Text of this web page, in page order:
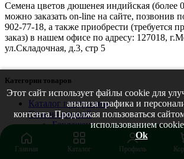
Семена цветов дюшенея индийская (более
можно заказать on-line на сайте, позвонив
902-77-18, а также приобрести (требуется
заказ) в нашем офисе по адресу: 127018,
ул.Складочная, д.3, стр 5
Категории товаров
Каталог продукции
Семена овощей
Баклажан
Бахчевые
Бобовые
Этот сайт использует файлы cookie для
анализа трафика и
контента. Продолжая пользоваться
использованием
Ok
Главная Каталог Профиль